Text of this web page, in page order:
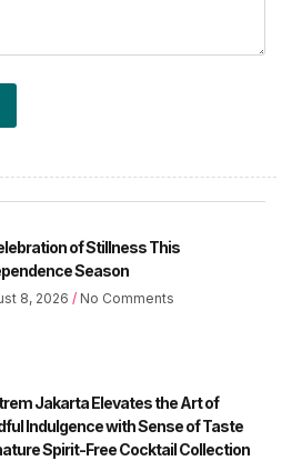
of Stillness This
Season
8, 2026 No Comments
Jakarta Elevates the Art of
Indulgence with Sense of Taste
Spirit-Free Cocktail Collection